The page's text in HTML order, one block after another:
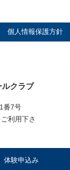
体験申込み
個人情報保護方針
クラブ
番7号
利用下さ
ボールクラブ